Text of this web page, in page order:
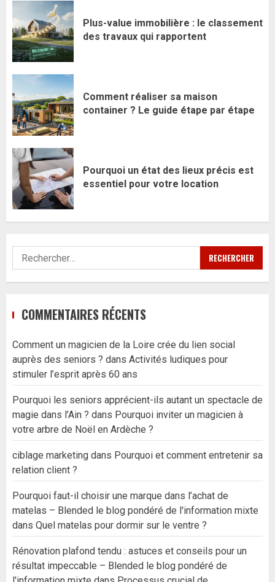
Plus-value immobilière : le classement
des travaux qui rapportent
Comment réaliser sa maison
container ? Le guide étape par étape
Pourquoi un état des lieux précis est
essentiel pour votre location
Rechercher :
COMMENTAIRES RÉCENTS
Comment un magicien de la Loire crée du lien social
auprès des seniors ? dans Activités ludiques pour
stimuler l’esprit après 60 ans
Pourquoi les seniors apprécient-ils autant un spectacle de
magie dans l’Ain ? dans Pourquoi inviter un magicien à
votre arbre de Noël en Ardèche ?
ciblage marketing dans Pourquoi et comment entretenir sa
relation client ?
Pourquoi faut-il choisir une marque dans l’achat de
matelas – Blended le blog pondéré de l'information mixte
dans Quel matelas pour dormir sur le ventre ?
Rénovation plafond tendu : astuces et conseils pour un
résultat impeccable – Blended le blog pondéré de